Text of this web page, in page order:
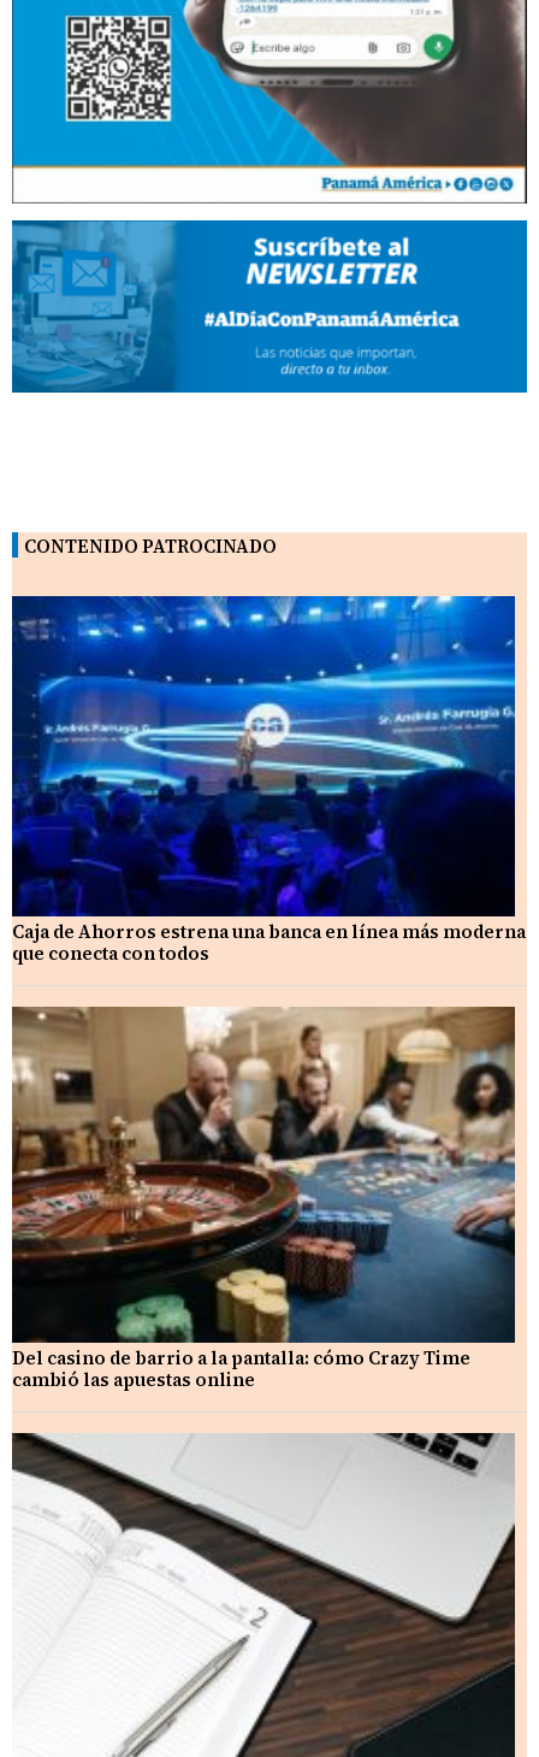
CONTENIDO PATROCINADO
Caja de Ahorros estrena una banca en línea más moderna
que conecta con todos
Del casino de barrio a la pantalla: cómo Crazy Time
cambió las apuestas online